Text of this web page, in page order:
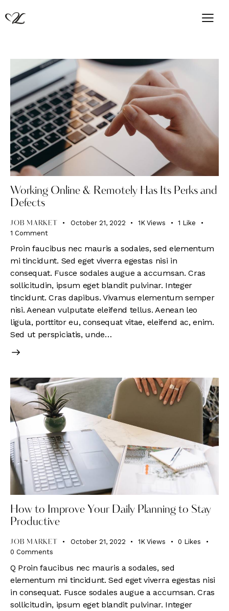
Working Online & Remotely Has Its Perks and
Defects
JOB MARKET October 21, 2022 1K Views 1 Like
1 Comment
Proin faucibus nec mauris a sodales, sed elementum
mi tincidunt. Sed eget viverra egestas nisi in
consequat. Fusce sodales augue a accumsan. Cras
sollicitudin, ipsum eget blandit pulvinar. Integer
tincidunt. Cras dapibus. Vivamus elementum semper
nisi. Aenean vulputate eleifend tellus. Aenean leo
ligula, porttitor eu, consequat vitae, eleifend ac, enim.
Sed ut perspiciatis, unde…
How to Improve Your Daily Planning to Stay
Productive
JOB MARKET October 21, 2022 1K Views 0 Likes
0 Comments
Q Proin faucibus nec mauris a sodales, sed
elementum mi tincidunt. Sed eget viverra egestas nisi
in consequat. Fusce sodales augue a accumsan. Cras
sollicitudin, ipsum eget blandit pulvinar. Integer